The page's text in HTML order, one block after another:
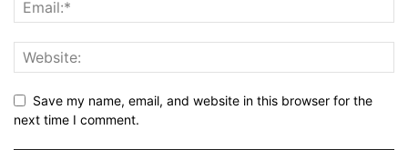
Save my name, email, and website in this browser for the
next time I comment.